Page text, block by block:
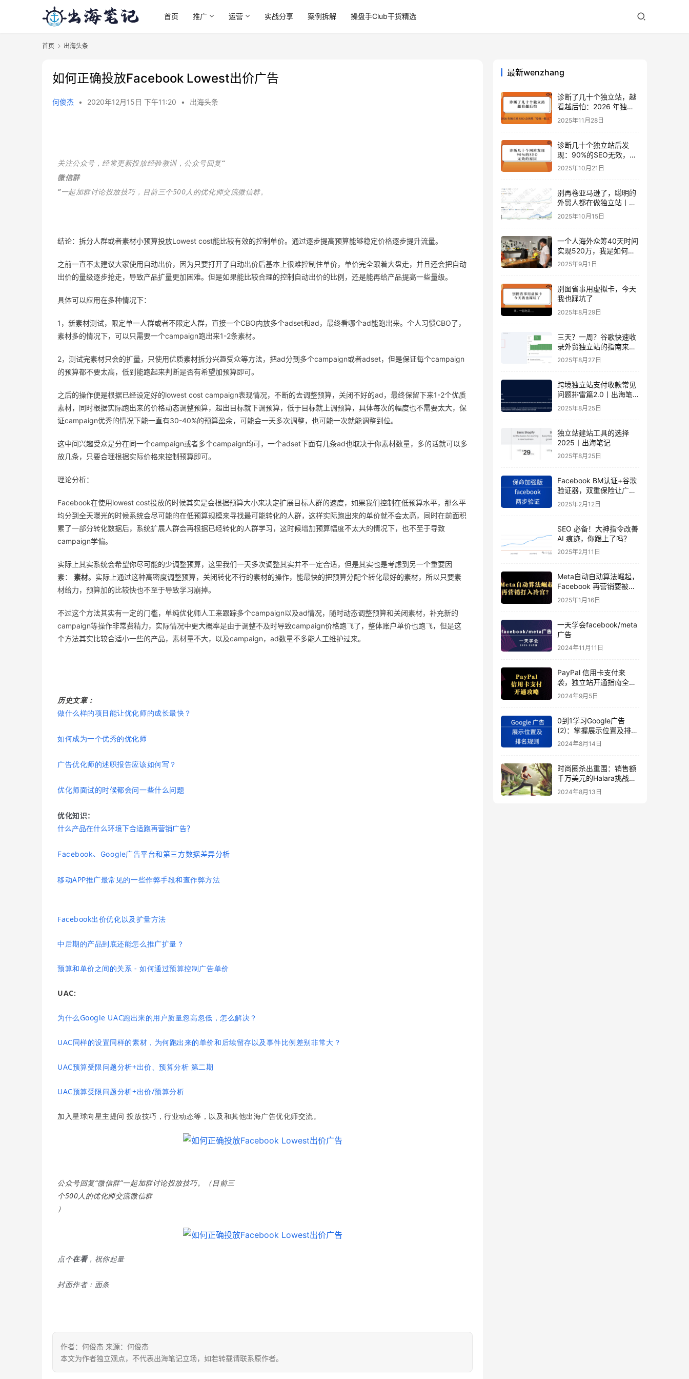
首页 推广 运营 实战分享 案例拆解 操盘手Club干货精选
首页 出海头条
如何正确投放Facebook Lowest出价广告
何俊杰 • 2020年12月15日 下午11:20 • 出海头条
关注公众号，经常更新投放经验教训，公众号回复“
微信群
”一起加群讨论投放技巧，目前三个500人的优化师交流微信群。
结论：拆分人群或者素材小预算投放Lowest cost能比较有效的控制单价。通过逐步提高预算能够稳定价格逐步提升流量。
之前一直不太建议大家使用自动出价，因为只要打开了自动出价后基本上很难控制住单价，单价完全跟着大盘走，并且还会把自动
出价的量级逐步抢走，导致产品扩量更加困难。但是如果能比较合理的控制自动出价的比例，还是能再给产品提高一些量级。
具体可以应用在多种情况下：
1，新素材测试，限定单一人群或者不限定人群，直接一个CBO内放多个adset和ad，最终看哪个ad能跑出来。个人习惯CBO了，
素材多的情况下，可以只需要一个campaign跑出来1-2条素材。
2，测试完素材只会的扩量，只使用优质素材拆分兴趣受众等方法，把ad分到多个campaign或者adset，但是保证每个campaign
的预算都不要太高，低到能跑起来判断是否有希望加预算即可。
之后的操作便是根据已经设定好的lowest cost campaign表现情况，不断的去调整预算，关闭不好的ad，最终保留下来1-2个优质
素材，同时根据实际跑出来的价格动态调整预算，超出目标就下调预算，低于目标就上调预算，具体每次的幅度也不需要太大，保
证campaign优秀的情况下能一直有30-40%的预算盈余，可能会一天多次调整，也可能一次就能调整到位。
这中间兴趣受众是分在同一个campaign或者多个campaign均可，一个adset下面有几条ad也取决于你素材数量，多的话就可以多
放几条，只要合理根据实际价格来控制预算即可。
理论分析：
Facebook在使用lowest cost投放的时候其实是会根据预算大小来决定扩展目标人群的速度，如果我们控制在低预算水平，那么平
均分到全天曝光的时候系统会尽可能的在低预算规模来寻找最可能转化的人群，这样实际跑出来的单价就不会太高，同时在前面积
累了一部分转化数据后，系统扩展人群会再根据已经转化的人群学习，这时候增加预算幅度不太大的情况下，也不至于导致
campaign学偏。
实际上其实系统会希望你尽可能的少调整预算，这里我们一天多次调整其实并不一定合适，但是其实也是考虑到另一个重要因
素： 素材。实际上通过这种高密度调整预算，关闭转化不行的素材的操作，能最快的把预算分配个转化最好的素材，所以只要素
材给力，预算加的比较快也不至于导致学习崩掉。
不过这个方法其实有一定的门槛，单纯优化师人工来跟踪多个campaign以及ad情况，随时动态调整预算和关闭素材，补充新的
campaign等操作非常费精力，实际情况中更大概率是由于调整不及时导致campaign价格跑飞了，整体账户单价也跑飞，但是这
个方法其实比较合适小一些的产品，素材量不大，以及campaign，ad数量不多能人工维护过来。
历史文章：
做什么样的项目能让优化师的成长最快？
如何成为一个优秀的优化师
广告优化师的述职报告应该如何写？
优化师面试的时候都会问一些什么问题
优化知识：
什么产品在什么环境下合适跑再营销广告？
Facebook、Google广告平台和第三方数据差异分析
移动APP推广最常见的一些作弊手段和查作弊方法
Facebook出价优化以及扩量方法
中后期的产品到底还能怎么推广扩量？
预算和单价之间的关系 - 如何通过预算控制广告单价
UAC:
为什么Google UAC跑出来的用户质量忽高忽低，怎么解决？
UAC同样的设置同样的素材，为何跑出来的单价和后续留存以及事件比例差别非常大？
UAC预算受限问题分析+出价、预算分析 第二期
UAC预算受限问题分析+出价/预算分析
加入星球向星主提问 投放技巧，行业动态等，以及和其他出海广告优化师交流。
公众号回复“微信群”一起加群讨论投放技巧。（目前三
个500人的优化师交流微信群
）
点个在看，祝你起量
封面作者：面条
作者：何俊杰 来源：何俊杰
本文为作者独立观点，不代表出海笔记立场，如若转载请联系原作者。
最新wenzhang
诊断了几十个独立站，越
看越后怕：2026 年独立
站 SEO 可能会突然“卷死
一批人”？
2025年11月28日
诊断几十个独立站后发
现：90%的SEO无效，是
因为忽略了这关键一步
2025年10月21日
别再卷亚马逊了，聪明的
外贸人都在做独立站丨出
海笔记
2025年10月15日
一个人海外众筹40天时间
实现520万，我是如何做
到的？丨出海笔记
2025年9月1日
别图省事用虚拟卡，今天
我也踩坑了
2025年8月29日
三天？一周？谷歌快速收
录外贸独立站的指南来
了！丨出海笔记
2025年8月27日
跨境独立站支付收款常见
问题排雷篇2.0丨出海笔
记
2025年8月25日
独立站建站工具的选择
2025丨出海笔记
2025年8月25日
Facebook BM认证+谷歌
验证器，双重保险让广告
投手账号稳如泰山
2025年2月12日
SEO 必备！大神指令改善
AI 痕迹，你跟上了吗？
2025年2月11日
Meta自动自动算法崛起，
Facebook 再营销要被打
入冷宫？
2025年1月16日
一天学会facebook/meta
广告
2024年11月11日
PayPal 信用卡支付来
袭，独立站开通指南全揭
秘
2024年9月5日
0到1学习Google广告
(2)：掌握展示位置及排名
规则
2024年8月14日
时尚圈杀出重围：销售额
千万美元的Halara挑战
SHEIN成新时尚巨头
（上）
2024年8月13日